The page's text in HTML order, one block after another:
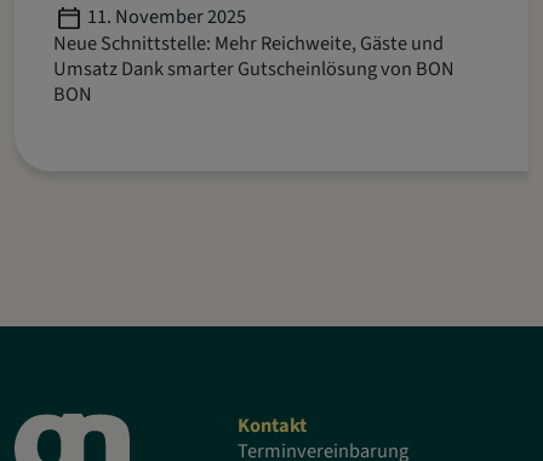
Published
11. November 2025
Neue Schnittstelle: Mehr Reichweite, Gäste und
Umsatz Dank smarter Gutscheinlösung von BON
BON
Kontakt
Terminvereinbarung